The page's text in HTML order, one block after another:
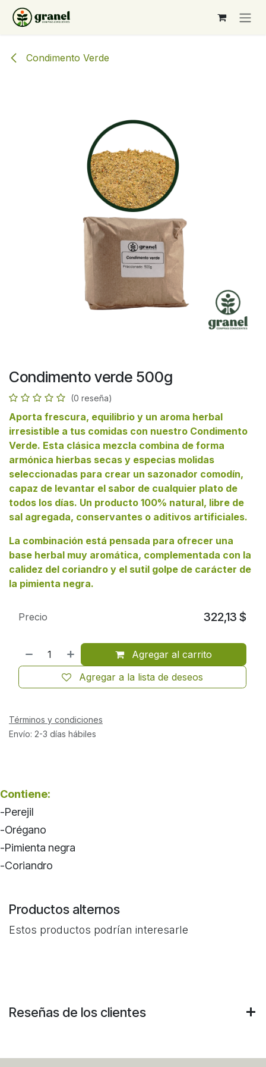
Ir al contenido
Condimento Verde
Condimento verde 500g
(0 reseña)
Aporta frescura, equilibrio y un aroma herbal
irresistible a tus comidas con nuestro Condimento
Verde. Esta clásica mezcla combina de forma
armónica hierbas secas y especias molidas
seleccionadas para crear un sazonador comodín,
capaz de levantar el sabor de cualquier plato de
todos los días. Un producto 100% natural, libre de
sal agregada, conservantes o aditivos artificiales.
La combinación está pensada para ofrecer una
base herbal muy aromática, complementada con la
calidez del coriandro y el sutil golpe de carácter de
la pimienta negra.
Agregar al carrito
Agregar a la lista de deseos
Precio 322,13 $
Términos y condiciones
Envío: 2-3 días hábiles
Contiene:
-Perejil
-Orégano
-Pimienta negra
-Coriandro
Productos alternos
Estos productos podrían interesarle
Reseñas de los clientes